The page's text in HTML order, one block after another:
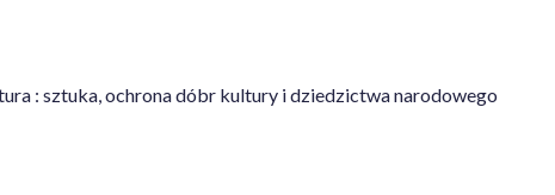
: sztuka, ochrona dóbr kultury i dziedzictwa narodowego